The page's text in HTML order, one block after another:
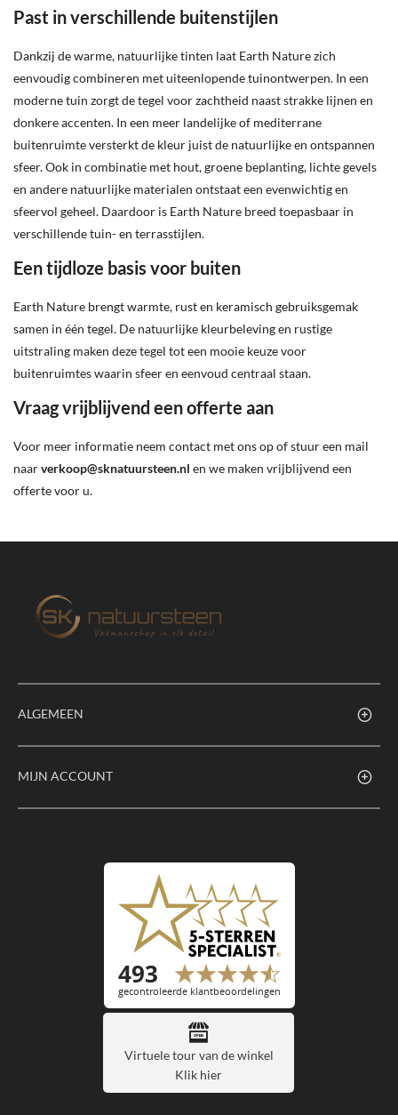
Past in verschillende buitenstijlen
Dankzij de warme, natuurlijke tinten laat Earth Nature zich
eenvoudig combineren met uiteenlopende tuinontwerpen. In een
moderne tuin zorgt de tegel voor zachtheid naast strakke lijnen en
donkere accenten. In een meer landelijke of mediterrane
buitenruimte versterkt de kleur juist de natuurlijke en ontspannen
sfeer. Ook in combinatie met hout, groene beplanting, lichte gevels
en andere natuurlijke materialen ontstaat een evenwichtig en
sfeervol geheel. Daardoor is Earth Nature breed toepasbaar in
verschillende tuin- en terrasstijlen.
Een tijdloze basis voor buiten
Earth Nature brengt warmte, rust en keramisch gebruiksgemak
samen in één tegel. De natuurlijke kleurbeleving en rustige
uitstraling maken deze tegel tot een mooie keuze voor
buitenruimtes waarin sfeer en eenvoud centraal staan.
Vraag vrijblijvend een offerte aan
Voor meer informatie neem contact met ons op of stuur een mail
naarverkoop@sknatuursteen.nl en we maken vrijblijvend een
offerte voor u.
ALGEMEEN
MIJN ACCOUNT
Virtuele tour van de winkel
Klik hier